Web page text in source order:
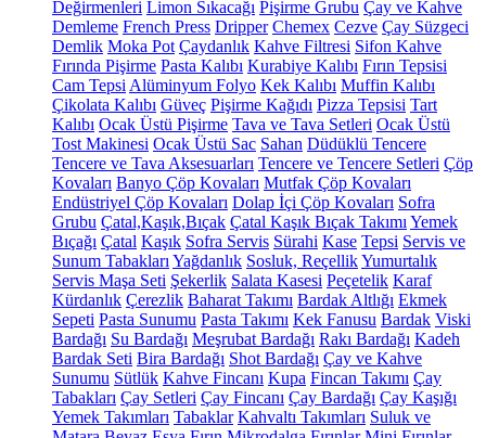
Değirmenleri Limon Sıkacağı Pişirme Grubu Çay ve Kahve
Demleme French Press Dripper Chemex Cezve Çay Süzgeci
Demlik Moka Pot Çaydanlık Kahve Filtresi Sifon Kahve
Fırında Pişirme Pasta Kalıbı Kurabiye Kalıbı Fırın Tepsisi
Cam Tepsi Alüminyum Folyo Kek Kalıbı Muffin Kalıbı
Çikolata Kalıbı Güveç Pişirme Kağıdı Pizza Tepsisi Tart
Kalıbı Ocak Üstü Pişirme Tava ve Tava Setleri Ocak Üstü
Tost Makinesi Ocak Üstü Sac Sahan Düdüklü Tencere
Tencere ve Tava Aksesuarları Tencere ve Tencere Setleri Çöp
Kovaları Banyo Çöp Kovaları Mutfak Çöp Kovaları
Endüstriyel Çöp Kovaları Dolap İçi Çöp Kovaları Sofra
Grubu Çatal,Kaşık,Bıçak Çatal Kaşık Bıçak Takımı Yemek
Bıçağı Çatal Kaşık Sofra Servis Sürahi Kase Tepsi Servis ve
Sunum Tabakları Yağdanlık Sosluk, ReçellikYumurtalık
Servis Maşa Seti Şekerlik Salata Kasesi Peçetelik Karaf
Kürdanlık Çerezlik Baharat Takımı Bardak Altlığı Ekmek
Sepeti Pasta Sunumu Pasta Takımı Kek Fanusu Bardak Viski
Bardağı Su Bardağı Meşrubat Bardağı Rakı Bardağı Kadeh
Bardak Seti Bira Bardağı Shot Bardağı Çay ve Kahve
Sunumu Sütlük Kahve Fincanı Kupa Fincan Takımı Çay
Tabakları Çay Setleri Çay Fincanı Çay Bardağı Çay Kaşığı
Yemek Takımları Tabaklar Kahvaltı Takımları Suluk ve